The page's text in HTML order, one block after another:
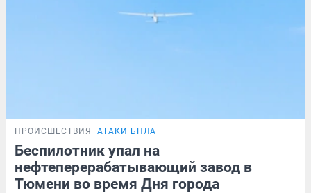
ПРОИСШЕСТВИЯ АТАКИ БПЛА
Беспилотник упал на
нефтеперерабатывающий завод в
Тюмени во время Дня города